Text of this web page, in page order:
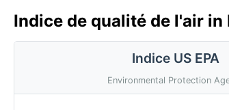
Indice de qualité de l'air
Indice US EPA
Environmental Protection